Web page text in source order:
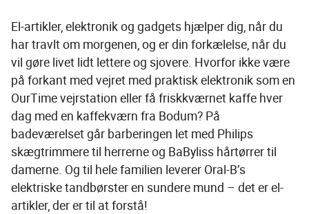
El-artikler, elektronik og gadgets hjælper dig, når du
har travlt om morgenen, og er din forkælelse, når du
vil gøre livet lidt lettere og sjovere. Hvorfor ikke være
på forkant med vejret med praktisk elektronik som en
OurTime vejrstation eller få friskkværnet kaffe hver
dag med en kaffekværn fra Bodum? På
badeværelset går barberingen let med Philips
skægtrimmere til herrerne og BaByliss hårtørrer til
damerne. Og til hele familien leverer Oral-B’s
elektriske tandbørster en sundere mund – det er el-
artikler, der er til at forstå!